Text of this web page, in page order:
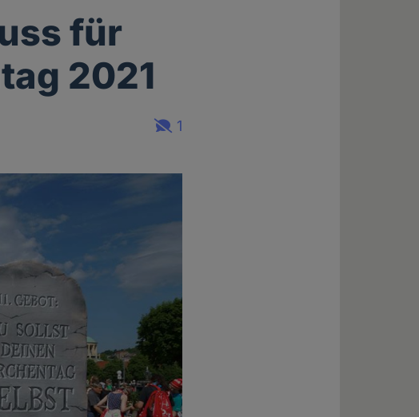
für
2021
1